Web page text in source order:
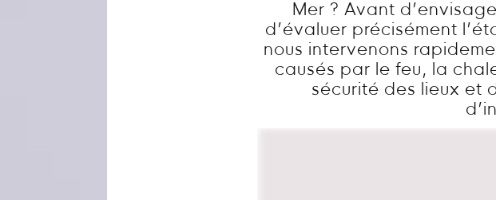
Mer ? Avant
d’évaluer précisément
nous intervenons
causés par le feu, la
sécurité des lieux et